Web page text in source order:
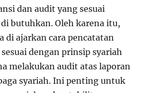
dan audit yang sesuai
butuhkan. Oleh karena itu,
di ajarkan cara pencatatan
dengan prinsip syariah
melakukan audit atas laporan
syariah. Ini penting untuk